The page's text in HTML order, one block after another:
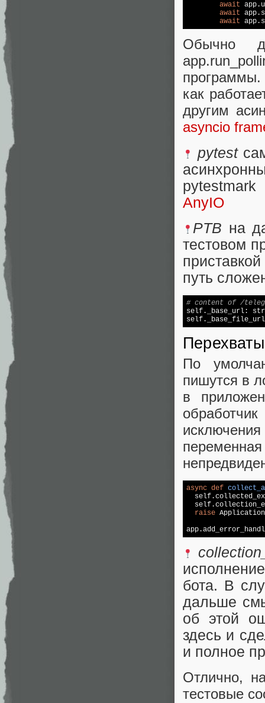
await
await
await
Обычно
как
другим
asyncio
pytest
AnyIO
PTB на
тестовом
путь
# content of /
self._base_url:
По
пишутся в
в
async def
raise
бота. В
дальше
об этой
здесь и
и полное
Отлично,
тестовые